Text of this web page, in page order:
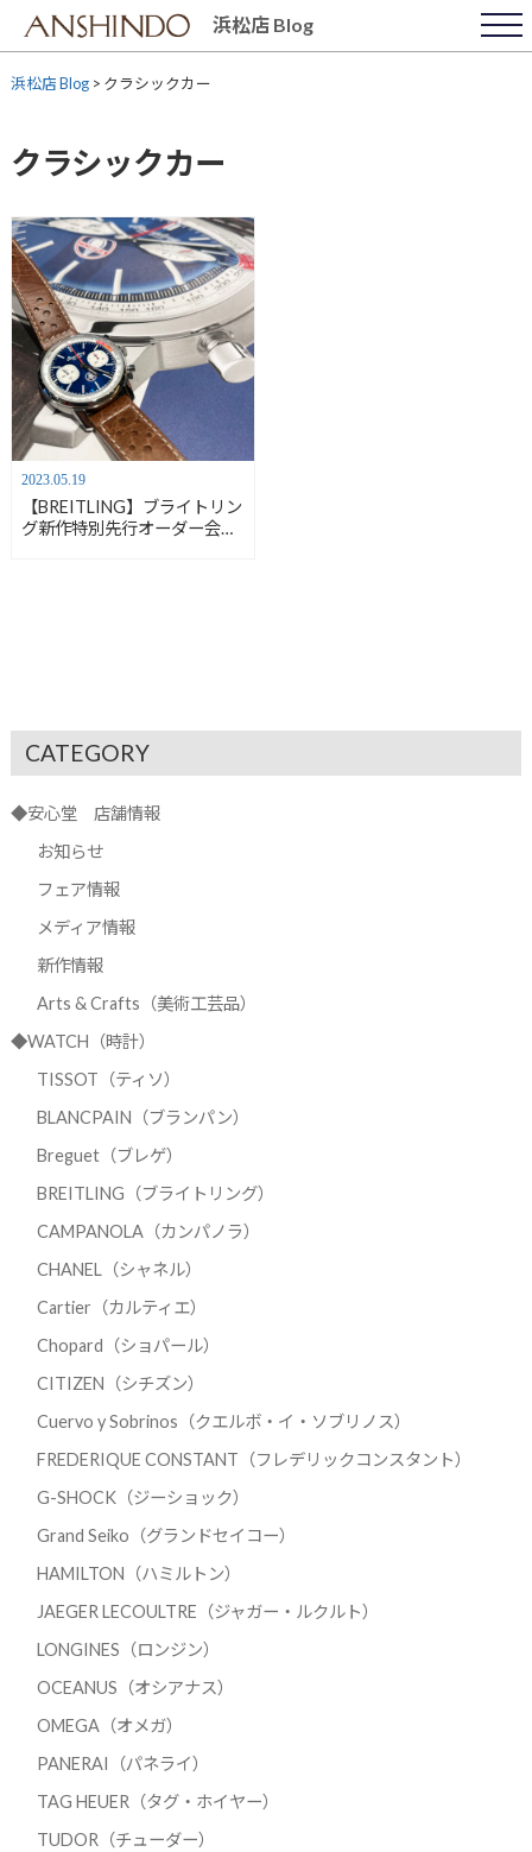
content
浜松店 Blog
浜松店 Blog> クラシックカー
クラシックカー
2023.05.19
【BREITLING】ブライトリン
グ新作特別先行オーダー会
CATEGORY
◆安心堂 店舗情報
お知らせ
フェア情報
メディア情報
新作情報
Arts & Crafts（美術工芸品）
◆WATCH（時計）
TISSOT（ティソ）
BLANCPAIN（ブランパン）
Breguet（ブレゲ）
BREITLING（ブライトリング）
CAMPANOLA（カンパノラ）
CHANEL（シャネル）
Cartier（カルティエ）
Chopard（ショパール）
CITIZEN（シチズン）
Cuervo y Sobrinos（クエルボ・イ・ソブリノス）
FREDERIQUE CONSTANT（フレデリックコンスタント）
G-SHOCK（ジーショック）
Grand Seiko（グランドセイコー）
HAMILTON（ハミルトン）
JAEGER LECOULTRE（ジャガー・ルクルト）
LONGINES（ロンジン）
OCEANUS（オシアナス）
OMEGA（オメガ）
PANERAI（パネライ）
TAG HEUER（タグ・ホイヤー）
TUDOR（チューダー）